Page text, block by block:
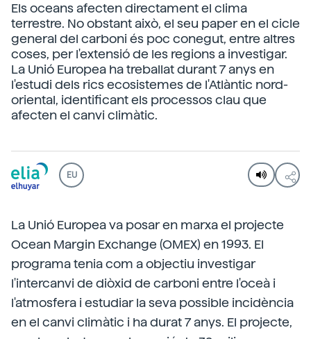
Els oceans afecten directament el clima
terrestre. No obstant això, el seu paper en el cicle
general del carboni és poc conegut, entre altres
coses, per l'extensió de les regions a investigar.
La Unió Europea ha treballat durant 7 anys en
l'estudi dels rics ecosistemes de l'Atlàntic nord-
oriental, identificant els processos clau que
afecten el canvi climàtic.
EU
La Unió Europea va posar en marxa el projecte
Ocean Margin Exchange (OMEX) en 1993. El
programa tenia com a objectiu investigar
l'intercanvi de diòxid de carboni entre l'oceà i
l'atmosfera i estudiar la seva possible incidència
en el canvi climàtic i ha durat 7 anys. El projecte,